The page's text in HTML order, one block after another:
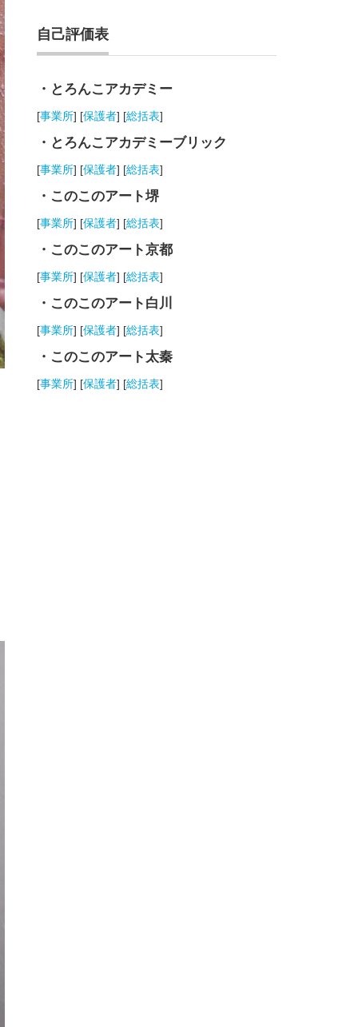
自己評価表
・とろんこアカデミー
[事業所] [保護者] [総括表]
・とろんこアカデミーブリック
[事業所] [保護者] [総括表]
・このこのアート堺
[事業所] [保護者] [総括表]
・このこのアート京都
[事業所] [保護者] [総括表]
・このこのアート白川
[事業所] [保護者] [総括表]
・このこのアート太秦
[事業所] [保護者] [総括表]